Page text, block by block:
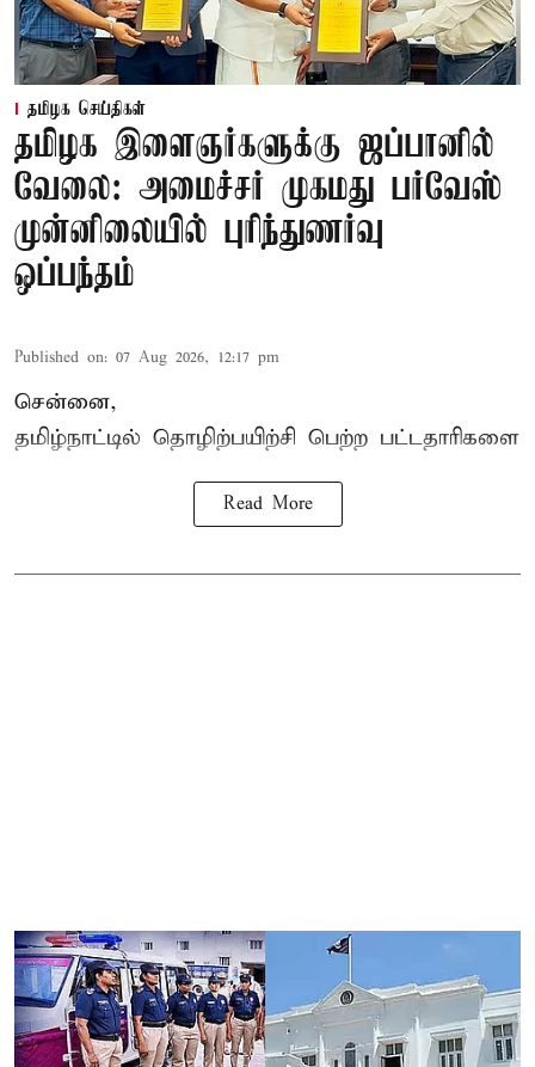
தமிழக செய்திகள்
தமிழக இளைஞர்களுக்கு ஜப்பானில்
வேலை: அமைச்சர் முகமது பர்வேஸ்
முன்னிலையில் புரிந்துணர்வு
ஒப்பந்தம்
Published on: 07 Aug 2026, 12:17 pm
சென்னை,
தமிழ்நாட்டில் தொழிற்பயிற்சி பெற்ற பட்டதாரிகளை
Read More